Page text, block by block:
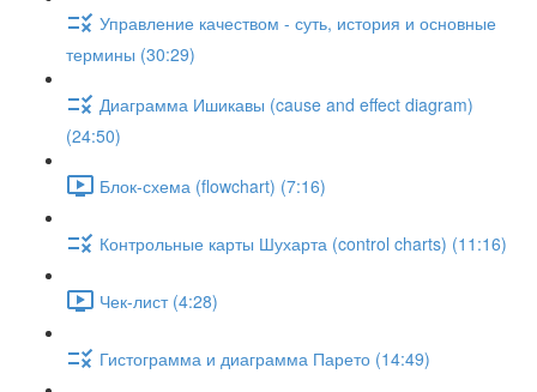
Управление качеством - суть, история и основные
термины (30:29)
Диаграмма Ишикавы (cause and effect diagram)
(24:50)
Блок-схема (flowchart) (7:16)
Контрольные карты Шухарта (control charts) (11:16)
Чек-лист (4:28)
Гистограмма и диаграмма Парето (14:49)